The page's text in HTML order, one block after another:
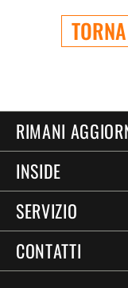
RIMANI
INSIDE
SERVIZIO
CONTATTI